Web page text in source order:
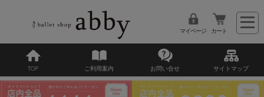
マイページ カート
TOP ご利用案内 お問い合せ サイトマップ